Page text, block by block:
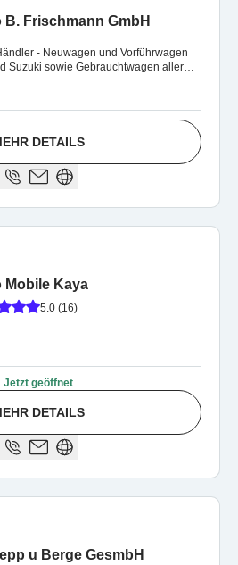
B. Frischmann GmbH
- Neuwagen und Vorführwagen
Suzuki sowie Gebrauchtwagen aller
DETAILS
Mobile Kaya
5.0 (16)
Jetzt geöffnet
DETAILS
u Berge GesmbH